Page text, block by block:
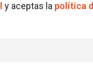
y aceptas la política